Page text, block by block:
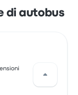
di autobus